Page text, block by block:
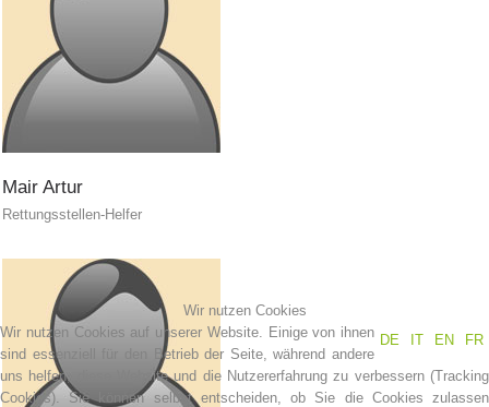
Mair Artur
Rettungsstellen-Helfer
Wir nutzen Cookies
DE
IT EN FR
Wir nutzen Cookies auf unserer Website. Einige von ihnen
sind essenziell für den Betrieb der Seite, während andere
uns helfen, diese Website und die Nutzererfahrung zu verbessern (Tracking
Cookies). Sie können selbst entscheiden, ob Sie die Cookies zulassen